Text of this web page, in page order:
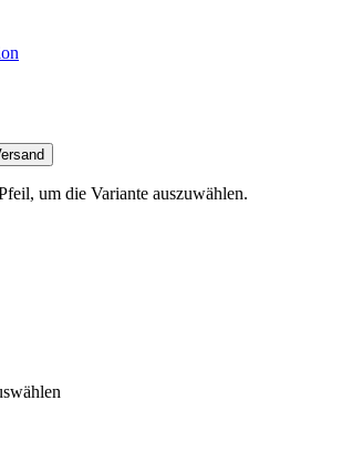
um die Variante auszuwählen.